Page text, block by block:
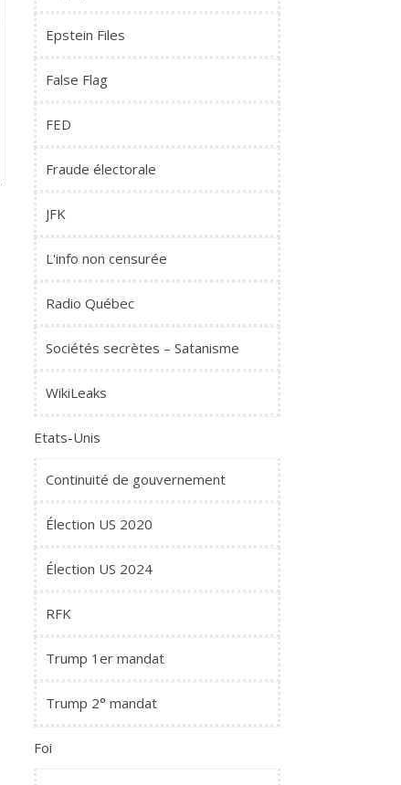
Epstein Files
False Flag
FED
Fraude électorale
JFK
L'info non censurée
Radio Québec
Sociétés secrètes – Satanisme
WikiLeaks
Etats-Unis
Continuité de gouvernement
Élection US 2020
Élection US 2024
RFK
Trump 1er mandat
Trump 2° mandat
Foi